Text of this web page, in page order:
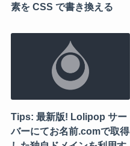
素を CSS で書き換える
Tips: 最新版! Lolipop サー
バーにてお名前.comで取得